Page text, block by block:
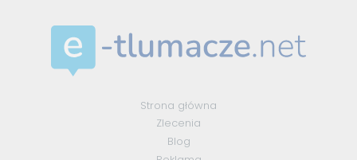
Strona główna
Zlecenia
Blog